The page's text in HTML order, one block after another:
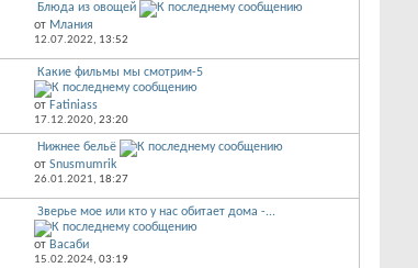
Блюда из овощей
от Млания
12.07.2022, 13:52
Какие фильмы мы смотрим-5
от Fatiniass
17.12.2020, 23:20
Нижнее бельё
от Snusmumrik
26.01.2021, 18:27
Зверье мое или кто у нас обитает дома -...
от Васаби
15.02.2024, 03:19